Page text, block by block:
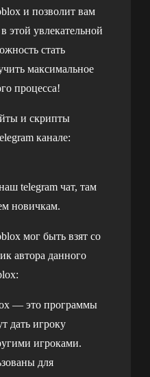
и позволит вам
этой увлекательной
стать
максимальное
процесса!
и скрипты
канале:
telegram чат, там
новичкам.
мог быть взят со
автора данного
— это программы
дать игроку
игроками.
для